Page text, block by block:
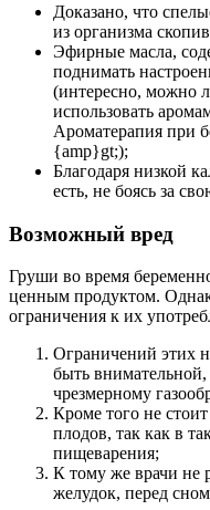
Доказано, что
из организма
Эфирные масла,
поднимать
(интересно, можно
использовать
Ароматерапия при
{amp}gt;);
Благодаря низкой
есть, не боясь за
Возможный вред
Груши во время
ценным продуктом.
ограничения к их
Ограничений этих
быть внимательной,
чрезмерному
Кроме того не
плодов, так как в
пищеварения;
К тому же врачи не
желудок, перед